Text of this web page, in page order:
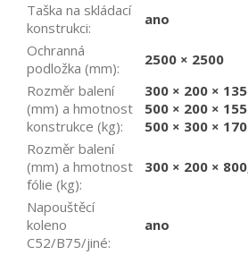
Taška na skládací
konstrukci:
ano
Ochranná
podložka (mm):
2500 × 2500
Rozměr balení
(mm) a hmotnost
konstrukce (kg):
300 × 200 ×
500 × 200 ×
500 × 300 ×
Rozměr balení
(mm) a hmotnost
fólie (kg):
300 × 200 ×
Napouštěcí
koleno
C52/B75/jiné:
ano